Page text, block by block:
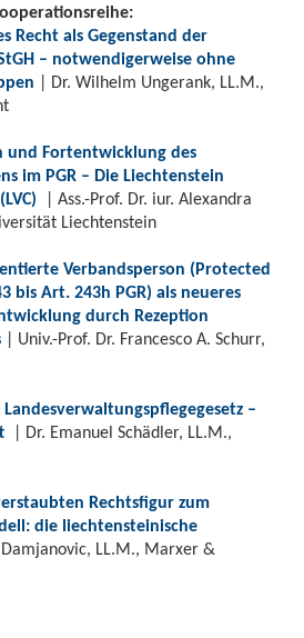
Recht als Gegenstand der
– notwendigerweise ohne
| Dr. Wilhelm Ungerank, LL.M.,
und Fortentwicklung des
im PGR – Die Liechtenstein
| Ass.-Prof. Dr. iur. Alexandra
Liechtenstein
Verbandsperson (Protected
bis Art. 243h PGR) als neueres
durch Rezeption
| Univ.-Prof. Dr. Francesco A. Schurr,
Landesverwaltungspflegegesetz –
| Dr. Emanuel Schädler, LL.M.,
Rechtsfigur zum
die liechtensteinische
LL.M., Marxer &